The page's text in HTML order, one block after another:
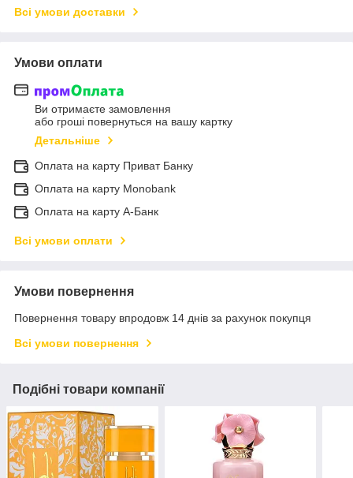
Всі умови доставки
Умови оплати
Ви отримаєте замовлення
або гроші повернуться на вашу картку
Детальніше
Оплата на карту Приват Банку
Оплата на карту Monobank
Оплата на карту А-Банк
Всі умови оплати
Умови повернення
Повернення товару впродовж 14 днів за рахунок покупця
Всі умови повернення
Подібні товари компанії